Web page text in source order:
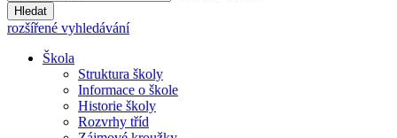
Hledat
rozšířené vyhledávání
Škola
Struktura školy
Informace o škole
Historie školy
Rozvrhy tříd